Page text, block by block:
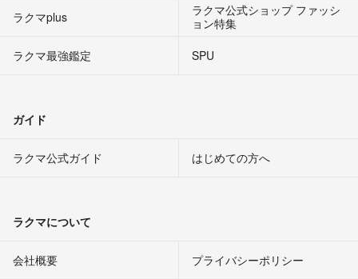
ラクマplus
ラクマ公式ショップ ファッシ
ョン特集
ラクマ最強鑑定
SPU
ガイド
ラクマ公式ガイド はじめての方へ
ラクマについて
会社概要 プライバシーポリシー